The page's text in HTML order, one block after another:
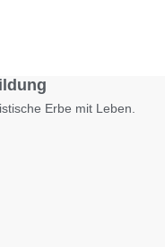
Erbe mit Leben.